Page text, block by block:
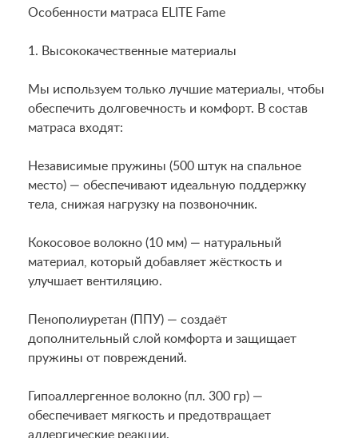
Особенности матраса ELITE Fame
1. Высококачественные материалы
Мы используем только лучшие материалы, чтобы
обеспечить долговечность и комфорт. В состав
матраса входят:
Независимые пружины (500 штук на спальное
место) — обеспечивают идеальную поддержку
тела, снижая нагрузку на позвоночник.
Кокосовое волокно (10 мм) — натуральный
материал, который добавляет жёсткость и
улучшает вентиляцию.
Пенополиуретан (ППУ) — создаёт
дополнительный слой комфорта и защищает
пружины от повреждений.
Гипоаллергенное волокно (пл. 300 гр) —
обеспечивает мягкость и предотвращает
аллергические реакции.